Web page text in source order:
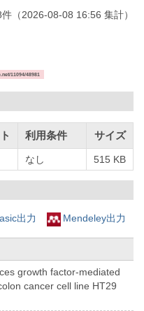
件 （2026-08-08 16:56 集計）
11094/48981
利用条件 サイズ
なし 515 KB
出力 Mendeley出力
growth factor-mediated
cancer cell line HT29